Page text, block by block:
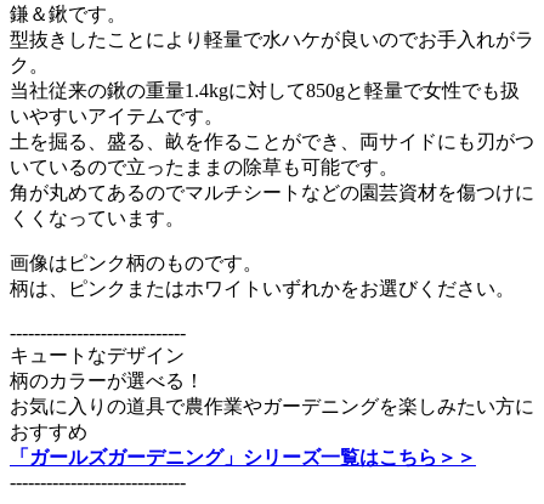
鎌＆鍬です。
型抜きしたことにより軽量で水ハケが良いのでお手入れがラ
ク。
当社従来の鍬の重量1.4kgに対して850gと軽量で女性でも扱
いやすいアイテムです。
土を掘る、盛る、畝を作ることができ、両サイドにも刃がつ
いているので立ったままの除草も可能です。
角が丸めてあるのでマルチシートなどの園芸資材を傷つけに
くくなっています。
画像はピンク柄のものです。
柄は、ピンクまたはホワイトいずれかをお選びください。
-----------------------------
キュートなデザイン
柄のカラーが選べる！
お気に入りの道具で農作業やガーデニングを楽しみたい方に
おすすめ
「ガールズガーデニング」シリーズ一覧はこちら＞＞
-----------------------------